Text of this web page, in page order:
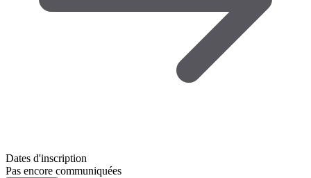
Dates d'inscription
Pas encore communiquées